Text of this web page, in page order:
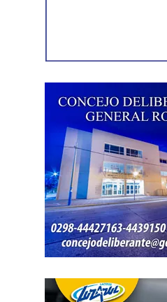
ni qué parte correspondía al
La jueza también examinó
él mismo presentó. Ese
de ingresos durante un
una relación laboral con una
aclaró que esos datos no
totalidad de los recursos, ya
participaciones comerciales
El informe bancario añadió
saldos durante varios meses.
movimientos como parte del